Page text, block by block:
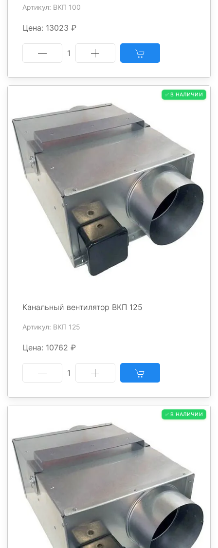
Артикул: ВКП 100
Цена: 13023 ₽
1
✅ В НАЛИЧИИ
Канальный вентилятор ВКП 125
Артикул: ВКП 125
Цена: 10762 ₽
1
✅ В НАЛИЧИИ